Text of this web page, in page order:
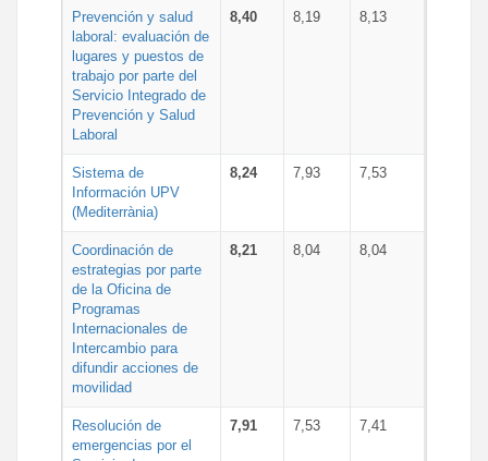
Prevención y salud
laboral: evaluación de
lugares y puestos de
trabajo por parte del
Servicio Integrado de
Prevención y Salud
Laboral
8,40 8,19 8,13
Sistema de
Información UPV
(Mediterrània)
8,24 7,93 7,53
Coordinación de
estrategias por parte
de la Oficina de
Programas
Internacionales de
Intercambio para
difundir acciones de
movilidad
8,21 8,04 8,04
Resolución de
emergencias por el
7,91 7,53 7,41